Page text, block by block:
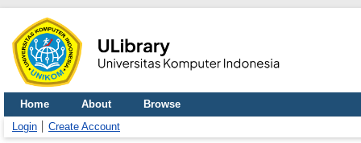
Home About
Browse
Login
Create Account